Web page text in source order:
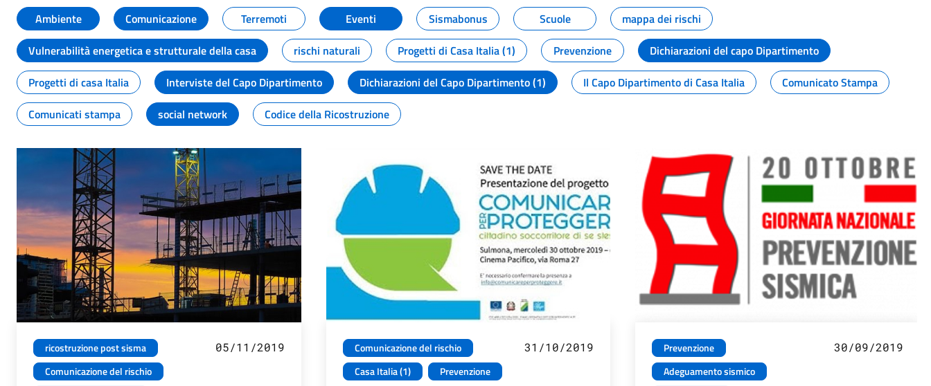
Tutti i contenuti della pagina NOTIZIE
Ambiente Comunicazione Terremoti Eventi Sismabonus Scuole
mappa dei rischi
Vulnerabilità energetica e strutturale della casa
rischi naturali Progetti di Casa Italia (1) Prevenzione
Dichiarazioni del capo Dipartimento
Progetti di casa Italia
Interviste del Capo Dipartimento Dichiarazioni del Capo Dipartimento (1) Il Capo Dipartimento di Casa Italia
Comunicato Stampa
Comunicati stampa
social network Codice della Ricostruzione
ricostruzione post sisma
Comunicazione del rischio
05/11/2019
Comunicazione del rischio
Casa Italia (1)
Prevenzione
31/10/2019
Prevenzione
Adeguamento sismico
30/09/2019